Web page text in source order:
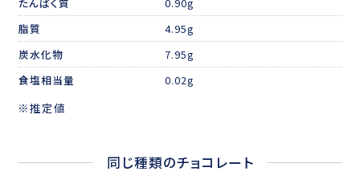
たんぱく質
0.90g
脂質
4.95g
炭水化物
7.95g
食塩相当量
0.02g
※推定値
同じ種類のチョコレート